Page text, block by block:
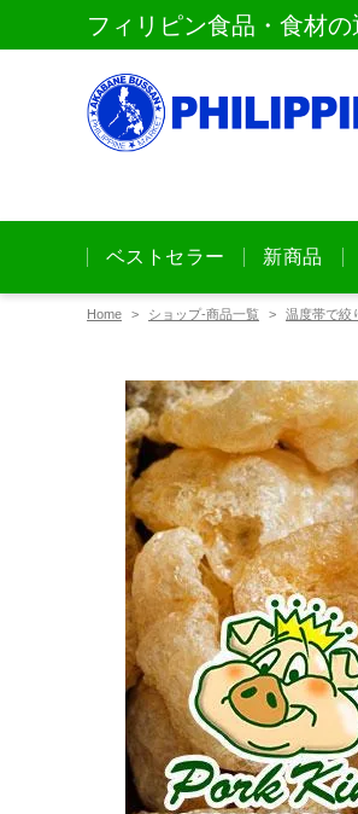
フィリピン食品・食材
ベストセラー 新商品
Home ショップ-商品一覧 温度帯で絞